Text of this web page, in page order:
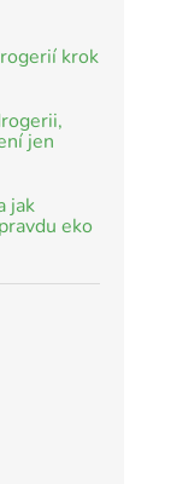
krok
jen
jak
eko